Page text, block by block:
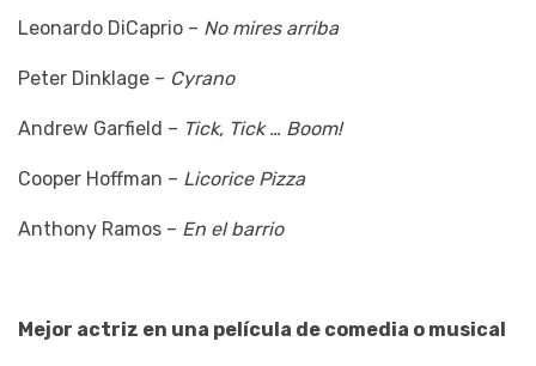
Leonardo DiCaprio – No mires arriba
Peter Dinklage – Cyrano
Andrew Garfield – Tick, Tick … Boom!
Cooper Hoffman – Licorice Pizza
Anthony Ramos – En el barrio
Mejor actriz en una película de comedia o musical